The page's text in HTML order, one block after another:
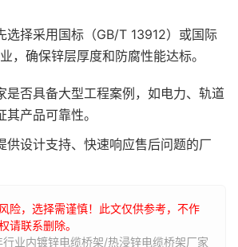
选择采用国标（GB/T 13912）或国际
，确保锌层厚度和防腐性能达标。
是否具备大型工程案例，如电力、轨道
产品可靠性。
供设计支持、快速响应售后问题的厂
险，选择需谨慎！此文仅供参考，不作
请联系删除。
业内镀锌电缆桥架/热浸锌电缆桥架厂家